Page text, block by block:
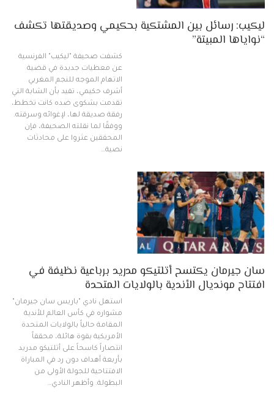
ليكيب: رسائل بين المشتكية بحكيمي وصديقتها تكشف
“نواياها المبيتة”
كشفت صحيفة "ليكيب" الفرنسية
عن معطيات جديدة في قضية
الاتهام الموجه للنجم المغربي
أشرف حكيمي، تفيد بأن الشابة التي
تقدمت بشكوى ضده كانت تخطط،
رفقة صديقة لها، لإغوائه وسرقته.
ووفقًا لما نقلته الصحيفة، فإن
المحققين عثروا على محادثات
نصية…
سان جيرمان يكتسح أتلتيكو مدريد برباعية نظيفة في
افتتاح مونديال الأندية بالولايات المتحدة
استهل نادي "باريس سان جيرمان"
مشواره في كأس العالم للأندية
المقامة حالياً بالولايات المتحدة
الأمريكية بقوة هائلة، محققاً
انتصاراً كاسحاً على أتلتيكو مدريد
بأربعة أهداف دون رد في المباراة
الافتتاحية للجولة الأولى من
البطولة. وأظهر النادي…